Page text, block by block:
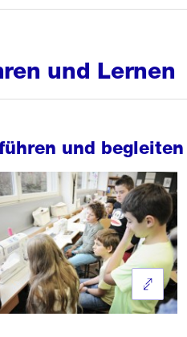
und Lernen
und